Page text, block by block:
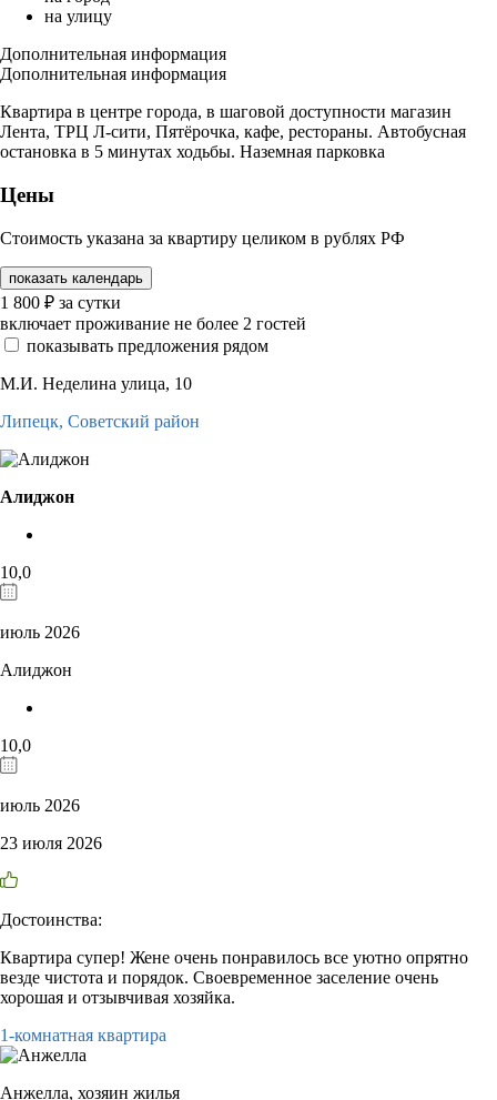
на улицу
Дополнительная информация
Дополнительная информация
Квартира в центре города, в шаговой доступности магазин
Лента, ТРЦ Л-сити, Пятёрочка, кафе, рестораны. Автобусная
остановка в 5 минутах ходьбы. Наземная парковка
Цены
Стоимость указана за квартиру целиком в рублях РФ
показать календарь
1 800 ₽ за сутки
включает проживание не более 2 гостей
показывать предложения рядом
М.И. Неделина улица, 10
Липецк, Советский район
Алиджон
10,0
июль 2026
Алиджон
10,0
июль 2026
23 июля 2026
Достоинства:
Квартира супер! Жене очень понравилось все уютно опрятно
везде чистота и порядок. Своевременное заселение очень
хорошая и отзывчивая хозяйка.
1-комнатная квартира
Анжелла, хозяин жилья